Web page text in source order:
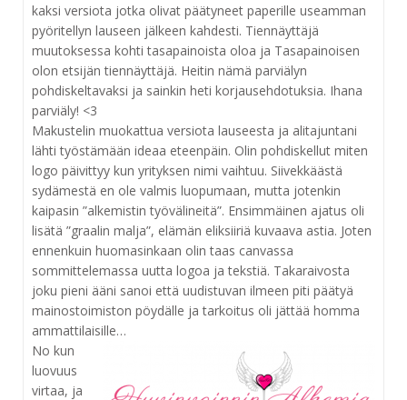
kaksi versiota jotka olivat päätyneet paperille useamman
pyöritellyn lauseen jälkeen kahdesti. Tiennäyttäjä
muutoksessa kohti tasapainoista oloa ja Tasapainoisen
olon etsijän tiennäyttäjä. Heitin nämä parviälyn
pohdiskeltavaksi ja sainkin heti korjausehdotuksia. Ihana
parviäly! <3
Makustelin muokattua versiota lauseesta ja alitajuntani
lähti työstämään ideaa eteenpäin. Olin pohdiskellut miten
logo päivittyy kun yrityksen nimi vaihtuu. Siivekkäästä
sydämestä en ole valmis luopumaan, mutta jotenkin
kaipasin ”alkemistin työvälineitä”. Ensimmäinen ajatus oli
lisätä ”graalin malja”, elämän eliksiiriä kuvaava astia. Joten
ennenkuin huomasinkaan olin taas canvassa
sommittelemassa uutta logoa ja tekstiä. Takaraivosta
joku pieni ääni sanoi että uudistuvan ilmeen piti päätyä
mainostoimiston pöydälle ja tarkoitus oli jättää homma
ammattilaisille…
No kun
luovuus
virtaa, ja